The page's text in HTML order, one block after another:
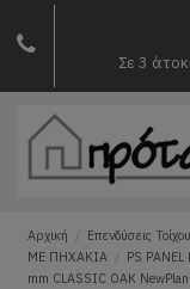
Σε 3
Αρχική Επενδύσεις
ΜΕ ΠΗΧΑΚΙΑ
PS
mm CLASSIC OAK NewPlan